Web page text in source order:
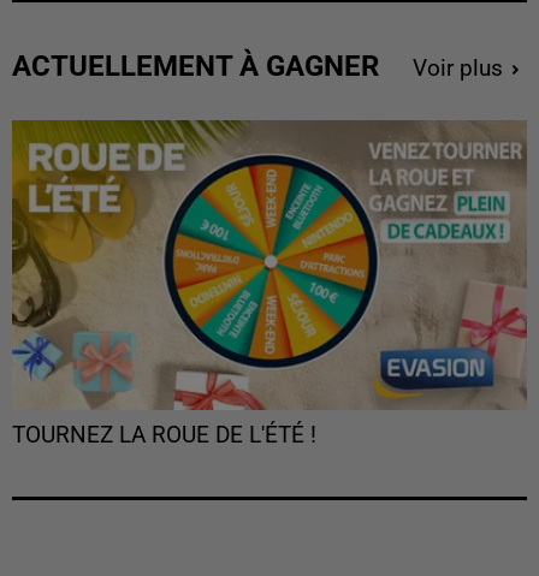
ACTUELLEMENT À GAGNER Voir plus
TOURNEZ LA ROUE DE L'ÉTÉ !